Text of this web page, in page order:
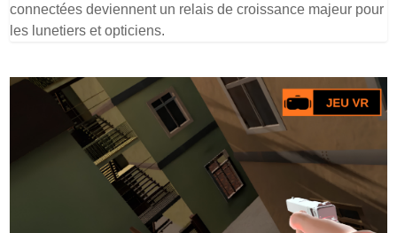
connectées deviennent un relais de croissance majeur pour
les lunetiers et opticiens.